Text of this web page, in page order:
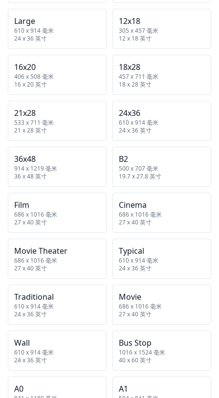
Large
610 x 914 毫米
24 x 36 英寸
12x18
305 x 457 毫米
12 x 18 英寸
16x20
406 x 508 毫米
16 x 20 英寸
18x28
457 x 711 毫米
18 x 28 英寸
21x28
533 x 711 毫米
21 x 28 英寸
24x36
610 x 914 毫米
24 x 36 英寸
36x48
914 x 1219 毫米
36 x 48 英寸
B2
500 x 707 毫米
19.7 x 27.8 英寸
Film
686 x 1016 毫米
27 x 40 英寸
Cinema
686 x 1016 毫米
27 x 40 英寸
Movie Theater
686 x 1016 毫米
27 x 40 英寸
Typical
610 x 914 毫米
24 x 36 英寸
Traditional
610 x 914 毫米
24 x 36 英寸
Movie
686 x 1016 毫米
27 x 40 英寸
Wall
610 x 914 毫米
24 x 36 英寸
Bus Stop
1016 x 1524 毫米
40 x 60 英寸
A0 A1